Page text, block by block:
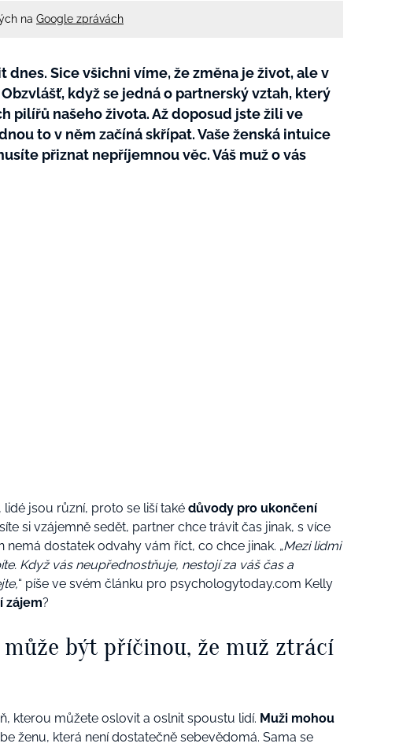
na Google zprávách
Sice všichni víme, že změna je život, ale v
když se jedná o partnerský vztah, který
pilířů našeho života. Až doposud jste žili ve
to v něm začíná skřípat. Vaše ženská intuice
přiznat nepříjemnou věc. Váš muž o vás
jsou různí, proto se liší také důvody pro ukončení
si vzájemně sedět, partner chce trávit čas jinak, s více
nemá dostatek odvahy vám říct, co chce jinak. „Mezi lidmi
Když vás neupřednostňuje, nestojí za váš čas a
“ píše ve svém článku pro psychologytoday.com Kelly
zájem?
může být příčinou, že muž ztrácí
kterou můžete oslovit a oslnit spoustu lidí. Muži mohou
ženu, která není dostatečně sebevědomá. Sama se